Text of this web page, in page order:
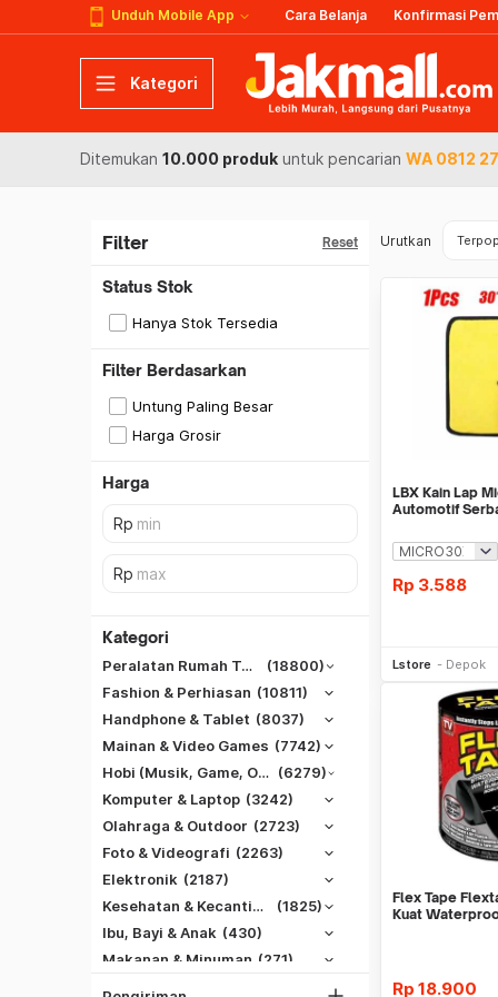
Unduh Mobile App Cara Belanja Konfirmasi
Kategori
Ditemukan 10.000 produk untuk pencarian WA 0812
Filter Reset
Status Stok
Hanya Stok Tersedia
Filter Berdasarkan
Untung Paling Besar
Harga Grosir
Harga
Kategori
Peralatan Rumah Tangga
(18800)
Fashion & Perhiasan (10811)
Handphone & Tablet (8037)
Mainan & Video Games (7742)
Hobi (Musik, Game, Otomotif, Dll) (6279)
Komputer & Laptop (3242)
Olahraga & Outdoor (2723)
Foto & Videografi (2263)
Elektronik (2187)
Kesehatan & Kecantikan
(1825)
Ibu, Bayi & Anak (430)
Makanan & Minuman (271)
SiCepat REG
SiCepat BEST
SiCepat Gokil
SiCepat Halu
DKI Jakarta
Tangerang
Bekasi
Bogor
Urutkan
LBX Kain Lap
Automotif
Rp 3.588
Lstore Depok
Flex Tape
Kuat
Rp 18.900